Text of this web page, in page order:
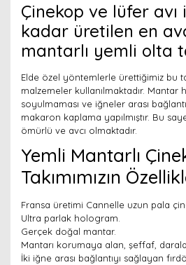
Çinekop ve lüfer
kadar üretilen en
mantarlı yemli olta
Elde özel yöntemlerle ürettiğimiz bu
malzemeler kullanılmaktadır. Mantar
soyulmaması ve iğneler arası
makaron kaplama yapılmıştır. Bu
ömürlü ve avcı olmaktadır.
Yemli Mantarlı
Takımımızın
Fransa üretimi Cannelle uzun pala
Ultra parlak hologram.
Gerçek doğal mantar.
Mantarı korumaya alan, şeffaf,
İki iğne arası bağlantıyı sağlayan